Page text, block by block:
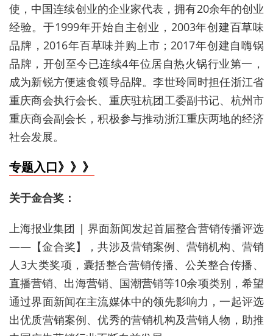
使，中国连续创业的企业家代表，拥有20余年的创业
经验。于1999年开始自主创业，2003年创建百草味
品牌，2016年百草味并购上市；2017年创建自嗨锅
品牌，开创至今已连续4年位居自热火锅行业第一，
成为新锐方便速食领导品牌。李世玲同时担任浙江省
重庆商会执行会长、重庆驻杭团工委副书记、杭州市
重庆商会副会长，积极参与推动浙江重庆两地的经济
社会发展。
专题入口》》》
关于金合奖：
上海报业集团 | 界面新闻发起首届整合营销传播评选
——【金合奖】，共涉及营销案例、营销机构、营销
人3大类奖项，囊括整合营销传播、公关整合传播、
直播营销、出海营销、国潮营销等10余项类别，希望
通过界面新闻在主流媒体中的领先影响力，一起评选
出优质营销案例、优秀的营销机构及营销人物，助推